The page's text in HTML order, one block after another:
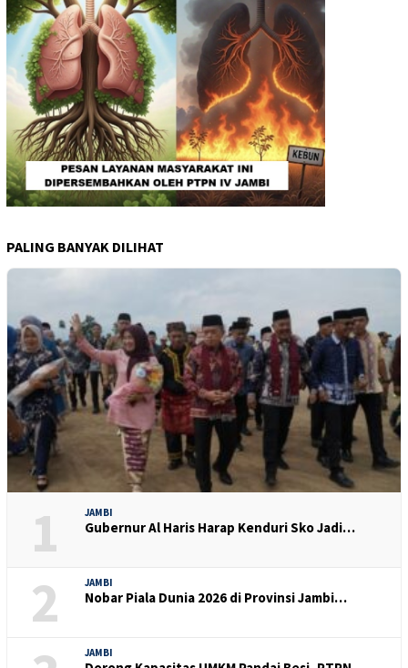
PALING BANYAK DILIHAT
1 JAMBI
Gubernur Al Haris Harap Kenduri Sko Jadi…
2 JAMBI
Nobar Piala Dunia 2026 di Provinsi Jambi…
JAMBI